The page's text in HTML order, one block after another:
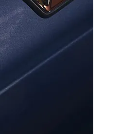
CASIO
En Digitaal 'G-shock' Heren
GA-2100CM-5AER